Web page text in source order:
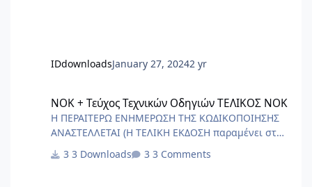
IDdownloadsJanuary 27, 20242 yr
ΝΟΚ + Τεύχος Τεχνικών Οδηγιών ΤΕΛΙΚΟΣ ΝΟΚ
Η ΠΕΡΑΙΤΕΡΩ ΕΝΗΜΕΡΩΣΗ ΤΗΣ ΚΩΔΙΚΟΠΟΙΗΣΗΣ
ΑΝΑΣΤΕΛΛΕΤΑΙ (Η ΤΕΛΙΚΗ ΕΚΔΟΣΗ παραμένει στα
ΑΡΙΣΤΟΤΕΛΗΣ - Ρητορική (1375b) - “οὐδὲν
3 Downloads 3 Comments